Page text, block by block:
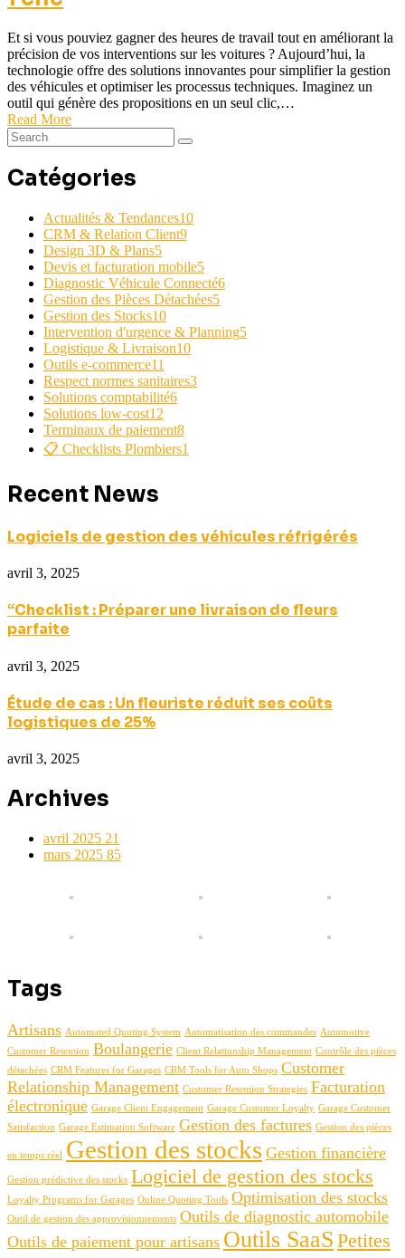
Et si vous pouviez gagner des heures de travail tout en améliorant la
précision de vos interventions sur les voitures ? Aujourd’hui, la
technologie offre des solutions innovantes pour simplifier la gestion
des véhicules et optimiser les processus techniques. Imaginez un
outil qui génère des propositions en un seul clic,…
Read More
Catégories
Actualités & Tendances10
CRM & Relation Client9
Design 3D & Plans5
Devis et facturation mobile5
Diagnostic Véhicule Connecté6
Gestion des Pièces Détachées5
Gestion des Stocks10
Intervention d'urgence & Planning5
Logistique & Livraison10
Outils e-commerce11
Respect normes sanitaires3
Solutions comptabilité6
Solutions low-cost12
Terminaux de paiement8
📋 Checklists Plombiers1
Recent News
Logiciels de gestion des véhicules réfrigérés
avril 3, 2025
“Checklist : Préparer une livraison de fleurs
parfaite
avril 3, 2025
Étude de cas : Un fleuriste réduit ses coûts
logistiques de 25%
avril 3, 2025
Archives
avril 2025 21
mars 2025 85
Tags
Artisans Automated Quoting System Automatisation des commandes Automotive
Customer Retention Boulangerie Client Relationship Management Contrôle des pièces
détachées CRM Features for Garages CRM Tools for Auto Shops Customer
Relationship Management Customer Retention Strategies Facturation
électronique Garage Client Engagement Garage Customer Loyalty Garage Customer
Satisfaction Garage Estimation Software Gestion des factures Gestion des pièces
en temps réel Gestion des stocks Gestion financière
Gestion prédictive des stocks Logiciel de gestion des stocks
Loyalty Programs for Garages Online Quoting Tools Optimisation des stocks
Outil de gestion des approvisionnements Outils de diagnostic automobile
Outils de paiement pour artisans Outils SaaS Petites